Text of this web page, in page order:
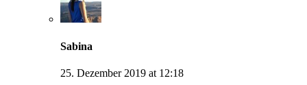
Sabina
25. Dezember 2019 at 12:18